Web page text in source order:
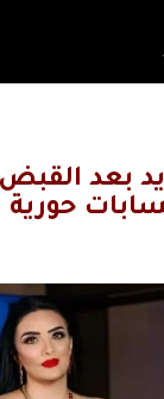
بعد
حورية